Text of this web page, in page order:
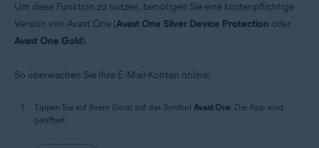
Um diese Funktion zu nutzen, benötigen Sie eine kostenpflichtige
Version von Avast One (Avast One Silver Device Protection oder
Avast One Gold).
So überwachen Sie Ihre E-Mail-Konten online:
Tippen Sie auf Ihrem Gerät auf das Symbol Avast One. Die App wird
geöffnet.